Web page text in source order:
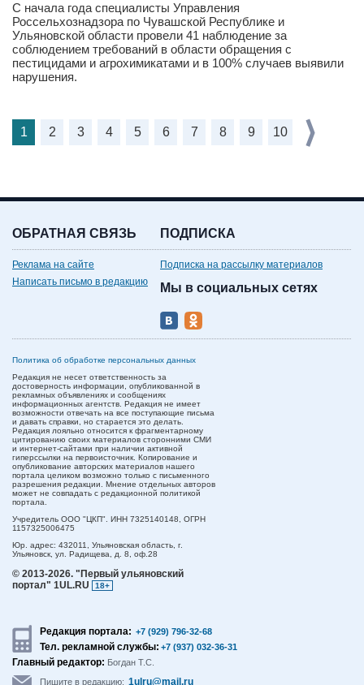
С начала года специалисты Управления
Россельхознадзора по Чувашской Республике и
Ульяновской области провели 41 наблюдение за
соблюдением требований в области обращения с
пестицидами и агрохимикатами и в 100% случаев выявили
нарушения.
1 2 3 4 5 6 7 8 9 10
ОБРАТНАЯ СВЯЗЬ
Реклама на сайте
Написать письмо в редакцию
ПОДПИСКА
Подписка на рассылку материалов
Мы в социальных сетях
Политика об обработке персональных данных
Редакция не несет ответственность за
достоверность информации, опубликованной в
рекламных объявлениях и сообщениях
информационных агентств. Редакция не имеет
возможности отвечать на все поступающие письма
и давать справки, но старается это делать.
Редакция лояльно относится к фрагментарному
цитированию своих материалов сторонними СМИ
и интернет-сайтами при наличии активной
гиперссылки на первоисточник. Копирование и
опубликование авторских материалов нашего
портала целиком возможно только с письменного
разрешения редакции. Мнение отдельных авторов
может не совпадать с редакционной политикой
портала.
Учредитель ООО "ЦКП". ИНН 7325140148, ОГРН
1157325006475
Юр. адрес: 432011, Ульяновская область, г.
Ульяновск, ул. Радищева, д. 8, оф.28
© 2013-2026. "Первый ульяновский
портал" 1UL.RU
18+
Редакция портала: +7 (929) 796-32-68
Тел. рекламной службы: +7 (937) 032-36-31
Главный редактор: Богдан Т.С.
Пишите в редакцию: 1ulru@mail.ru